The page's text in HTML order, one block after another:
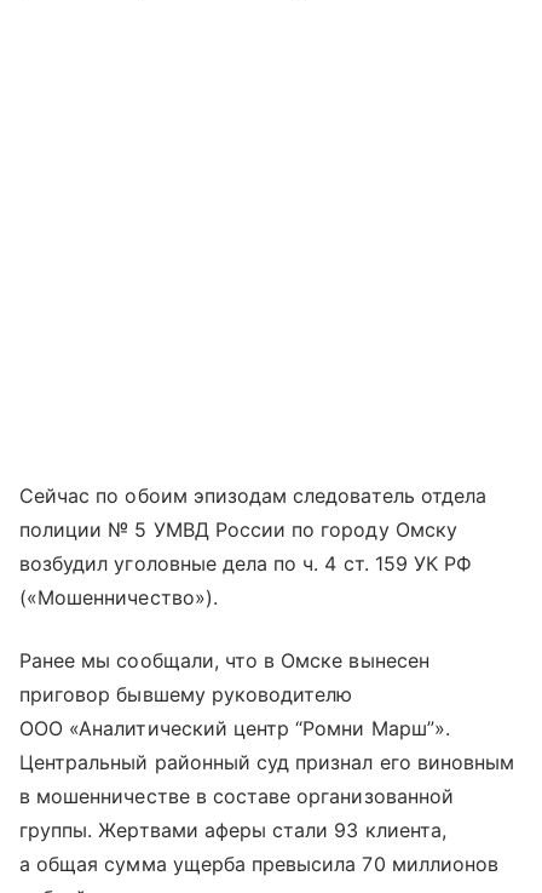
Сейчас по обоим эпизодам следователь отдела
полиции № 5 УМВД России по городу Омску
возбудил уголовные дела по ч. 4 ст. 159 УК РФ
(«Мошенничество»).
Ранее мы сообщали, что в Омске вынесен
приговор бывшему руководителю
ООО «Аналитический центр “Ромни Марш”».
Центральный районный суд признал его виновным
в мошенничестве в составе организованной
группы. Жертвами аферы стали 93 клиента,
а общая сумма ущерба превысила 70 миллионов